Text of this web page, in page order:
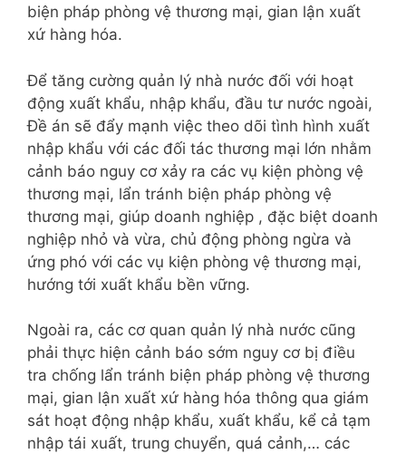
biện pháp phòng vệ thương mại, gian lận xuất
xứ hàng hóa.
Để tăng cường quản lý nhà nước đối với hoạt
động xuất khẩu, nhập khẩu, đầu tư nước ngoài,
Đề án sẽ đẩy mạnh việc theo dõi tình hình xuất
nhập khẩu với các đối tác thương mại lớn nhằm
cảnh báo nguy cơ xảy ra các vụ kiện phòng vệ
thương mại, lẩn tránh biện pháp phòng vệ
thương mại, giúp doanh nghiệp , đặc biệt doanh
nghiệp nhỏ và vừa, chủ động phòng ngừa và
ứng phó với các vụ kiện phòng vệ thương mại,
hướng tới xuất khẩu bền vững.
Ngoài ra, các cơ quan quản lý nhà nước cũng
phải thực hiện cảnh báo sớm nguy cơ bị điều
tra chống lẩn tránh biện pháp phòng vệ thương
mại, gian lận xuất xứ hàng hóa thông qua giám
sát hoạt động nhập khẩu, xuất khẩu, kể cả tạm
nhập tái xuất, trung chuyển, quá cảnh,… các